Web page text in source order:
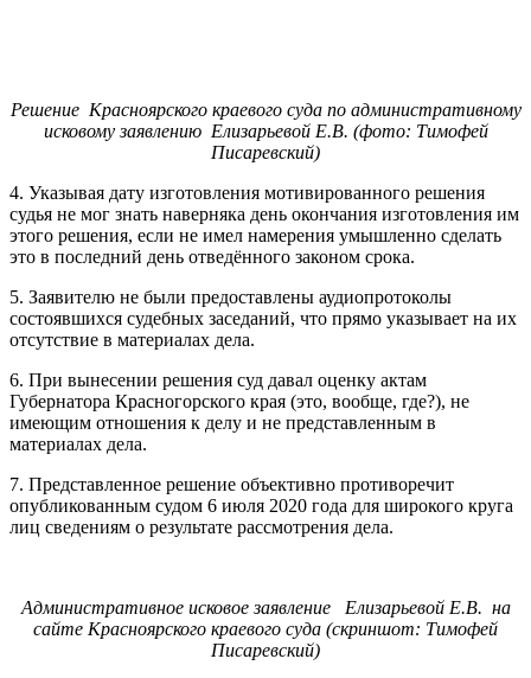
Решение Красноярского краевого суда по административному
исковому заявлению Елизарьевой Е.В. (фото: Тимофей
Писаревский)
4. Указывая дату изготовления мотивированного решения
судья не мог знать наверняка день окончания изготовления им
этого решения, если не имел намерения умышленно сделать
это в последний день отведённого законом срока.
5. Заявителю не были предоставлены аудиопротоколы
состоявшихся судебных заседаний, что прямо указывает на их
отсутствие в материалах дела.
6. При вынесении решения суд давал оценку актам
Губернатора Красногорского края (это, вообще, где?), не
имеющим отношения к делу и не представленным в
материалах дела.
7. Представленное решение объективно противоречит
опубликованным судом 6 июля 2020 года для широкого круга
лиц сведениям о результате рассмотрения дела.
Административное исковое заявление Елизарьевой Е.В. на
сайте Красноярского краевого суда (скриншот: Тимофей
Писаревский)